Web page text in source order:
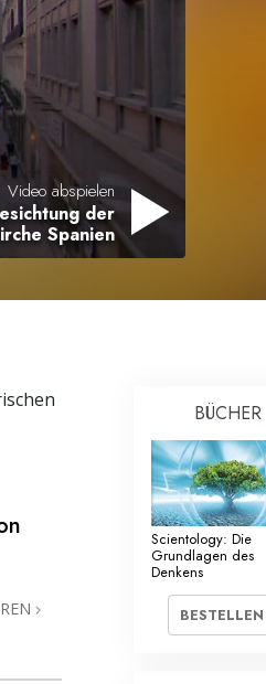
Kinder
Werkzeuge für den Arbeitsplatz
Ethik und die Zustände
Die Ursache von Unterdrückung
Ermittlungen
Grundlagen des Organisierens
Die Technologie des Studierens
Kommunikation
Video abspielen
der
Spanien
BÜCHER
Scientology: Die
Grundlagen des
Denkens
BESTELLEN